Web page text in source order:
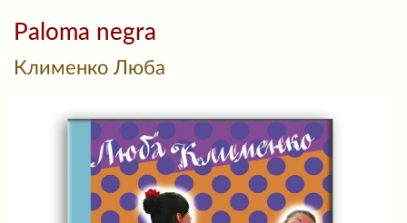
Paloma negra
Клименко Люба